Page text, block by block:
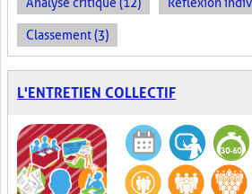
Classement (3)
L'ENTRETIEN COLLECTIF